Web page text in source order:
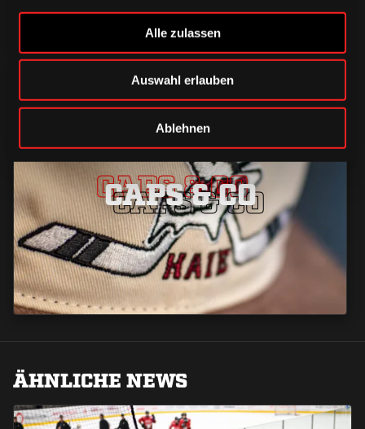
Alle zulassen
Auswahl erlauben
Ablehnen
CAPS & CO
CAPS & CO
CAPS & CO
ÄHNLICHE NEWS